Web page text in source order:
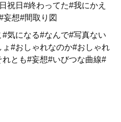
祝日#終わってた#我にかえ
妄想#間取り図
気になる#なんで#写真ない
#おしゃれなのか#おしゃれ
れとも#妄想#いびつな曲線#